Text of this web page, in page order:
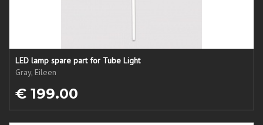
LED lamp spare part for Tube Light
Gray, Eileen
€ 199.00